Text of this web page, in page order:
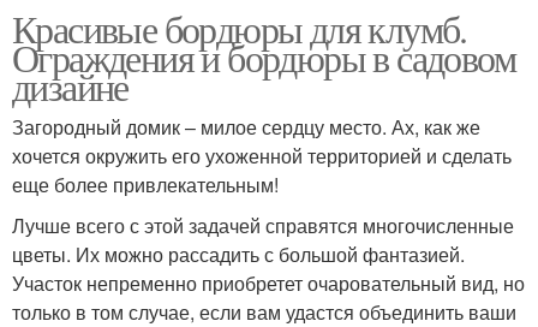
Красивые бордюры для клумб.
Ограждения и бордюры в садовом
дизайне
Загородный домик – милое сердцу место. Ах, как же
хочется окружить его ухоженной территорией и сделать
еще более привлекательным!
Лучше всего с этой задачей справятся многочисленные
цветы. Их можно рассадить с большой фантазией.
Участок непременно приобретет очаровательный вид, но
только в том случае, если вам удастся объединить ваши